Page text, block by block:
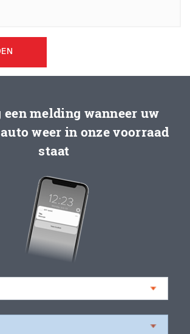
een melding wanneer uw
weer in onze voorraad
staat